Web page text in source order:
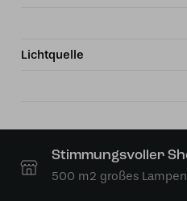
Lichtquelle
Stimmungsvoller
500 m2 großes